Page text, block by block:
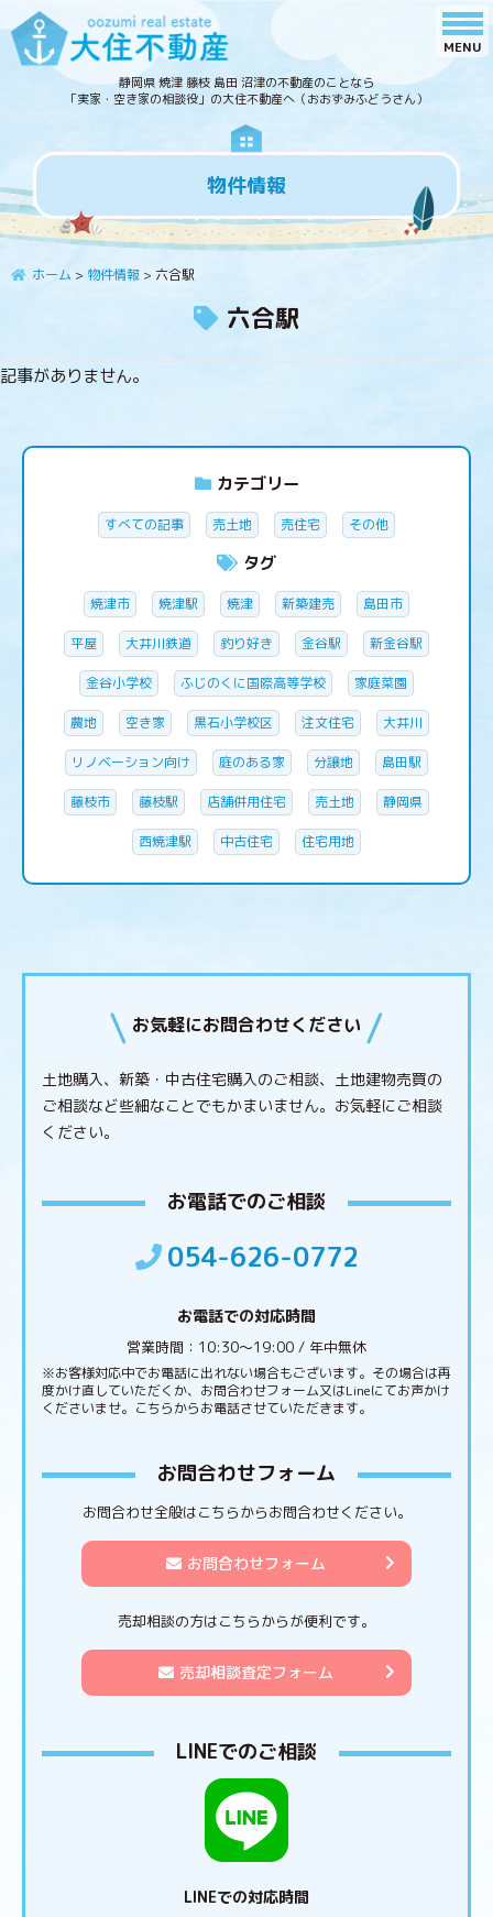
静岡県 焼津 藤枝 島田 沼津の不動産のことなら
「実家・空き家の相談役」の大住不動産へ（おおずみふどうさん）
物件情報
ホーム > 物件情報 > 六合駅
六合駅
記事がありません。
カテゴリー
すべての記事 売土地 売住宅 その他
タグ
焼津市 焼津駅 焼津 新築建売 島田市
平屋 大井川鉄道 釣り好き 金谷駅 新金谷駅
金谷小学校 ふじのくに国際高等学校 家庭菜園
農地 空き家 黒石小学校区 注文住宅 大井川
リノベーション向け 庭のある家 分譲地 島田駅
藤枝市 藤枝駅 店舗併用住宅 売土地 静岡県
西焼津駅 中古住宅 住宅用地
お気軽にお問合わせください
土地購入、新築・中古住宅購入のご相談、土地建物売買の
ご相談など些細なことでもかまいません。 お気軽にご相談
ください。
お電話でのご相談
054-626-0772
お電話での対応時間
営業時間：10:30〜19:00 / 年中無休
※お客様対応中でお電話に出れない場合もございます。その場合は再
度かけ直していただくか、お問合わせフォーム又はLineにてお声かけ
くださいませ。こちらからお電話させていただきます。
お問合わせフォーム
お問合わせ全般はこちらからお問合わせください。
お問合わせフォーム
売却相談の方はこちらからが便利です。
売却相談査定フォーム
LINEでのご相談
LINEでの対応時間